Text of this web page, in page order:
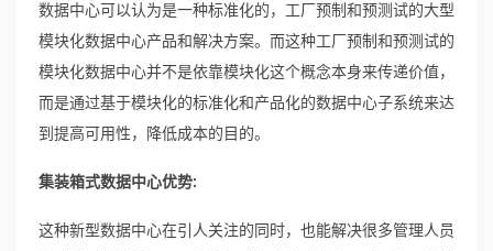
数据中心可以认为是一种标准化的，工厂预制和预测试的大型
模块化数据中心产品和解决方案。而这种工厂预制和预测试的
模块化数据中心并不是依靠模块化这个概念本身来传递价值，
而是通过基于模块化的标准化和产品化的数据中心子系统来达
到提高可用性，降低成本的目的。
集装箱式数据中心优势:
这种新型数据中心在引人关注的同时，也能解决很多管理人员